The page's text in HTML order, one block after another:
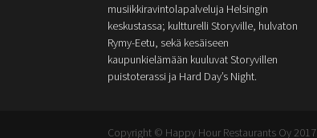
musiikkiravintolapalveluja Helsingin
keskustassa; kultturelli Storyville, hulvaton
Rymy-Eetu, sekä kesäiseen
kaupunkielämään kuuluvat Storyvillen
puistoterassi ja Hard Day’s Night.
Copyright © Happy Hour Restaurants Oy 2017